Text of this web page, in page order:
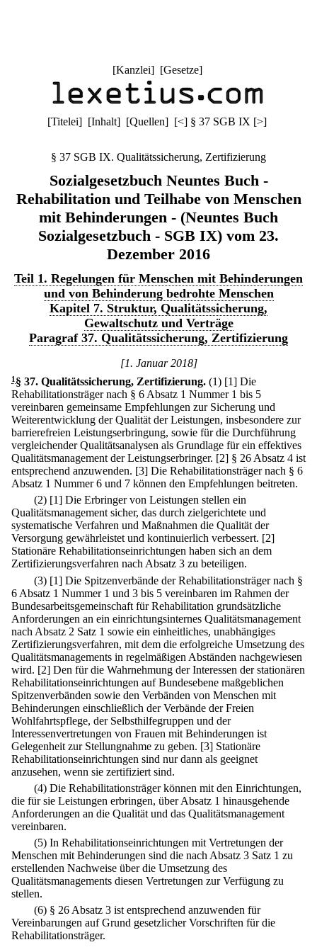
[Kanzlei] [Gesetze]
[Titelei] [Inhalt] [Quellen] [<] § 37 SGB IX [>]
§ 37 SGB IX. Qualitätssicherung, Zertifizierung
Sozialgesetzbuch Neuntes Buch -
Rehabilitation und Teilhabe von Menschen
mit Behinderungen - (Neuntes Buch
Sozialgesetzbuch - SGB IX) vom 23.
Dezember 2016
Teil 1. Regelungen für Menschen mit Behinderungen
und von Behinderung bedrohte Menschen
Kapitel 7. Struktur, Qualitätssicherung,
Gewaltschutz und Verträge
Paragraf 37. Qualitätssicherung, Zertifizierung
[1. Januar 2018]
1 § 37. Qualitätssicherung, Zertifizierung. (1) [1] Die
Rehabilitationsträger nach § 6 Absatz 1 Nummer 1 bis 5
vereinbaren gemeinsame Empfehlungen zur Sicherung und
Weiterentwicklung der Qualität der Leistungen, insbesondere zur
barrierefreien Leistungserbringung, sowie für die Durchführung
vergleichender Qualitätsanalysen als Grundlage für ein effektives
Qualitätsmanagement der Leistungserbringer. [2] § 26 Absatz 4 ist
entsprechend anzuwenden. [3] Die Rehabilitationsträger nach § 6
Absatz 1 Nummer 6 und 7 können den Empfehlungen beitreten.
(2) [1] Die Erbringer von Leistungen stellen ein
Qualitätsmanagement sicher, das durch zielgerichtete und
systematische Verfahren und Maßnahmen die Qualität der
Versorgung gewährleistet und kontinuierlich verbessert. [2]
Stationäre Rehabilitationseinrichtungen haben sich an dem
Zertifizierungsverfahren nach Absatz 3 zu beteiligen.
(3) [1] Die Spitzenverbände der Rehabilitationsträger nach §
6 Absatz 1 Nummer 1 und 3 bis 5 vereinbaren im Rahmen der
Bundesarbeitsgemeinschaft für Rehabilitation grundsätzliche
Anforderungen an ein einrichtungsinternes Qualitätsmanagement
nach Absatz 2 Satz 1 sowie ein einheitliches, unabhängiges
Zertifizierungsverfahren, mit dem die erfolgreiche Umsetzung des
Qualitätsmanagements in regelmäßigen Abständen nachgewiesen
wird. [2] Den für die Wahrnehmung der Interessen der stationären
Rehabilitationseinrichtungen auf Bundesebene maßgeblichen
Spitzenverbänden sowie den Verbänden von Menschen mit
Behinderungen einschließlich der Verbände der Freien
Wohlfahrtspflege, der Selbsthilfegruppen und der
Interessenvertretungen von Frauen mit Behinderungen ist
Gelegenheit zur Stellungnahme zu geben. [3] Stationäre
Rehabilitationseinrichtungen sind nur dann als geeignet
anzusehen, wenn sie zertifiziert sind.
(4) Die Rehabilitationsträger können mit den Einrichtungen,
die für sie Leistungen erbringen, über Absatz 1 hinausgehende
Anforderungen an die Qualität und das Qualitätsmanagement
vereinbaren.
(5) In Rehabilitationseinrichtungen mit Vertretungen der
Menschen mit Behinderungen sind die nach Absatz 3 Satz 1 zu
erstellenden Nachweise über die Umsetzung des
Qualitätsmanagements diesen Vertretungen zur Verfügung zu
stellen.
(6) § 26 Absatz 3 ist entsprechend anzuwenden für
Vereinbarungen auf Grund gesetzlicher Vorschriften für die
Rehabilitationsträger.